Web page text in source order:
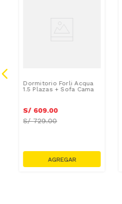
Dormitorio Forli Acqua
1.5 Plazas + Sofa Cama
S/ 609.00
S/729.00